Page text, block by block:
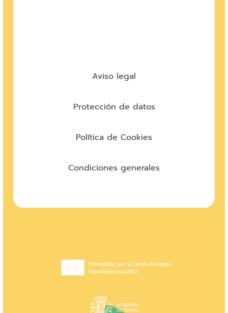
Aviso legal
Protección de datos
Política de Cookies
Condiciones generales